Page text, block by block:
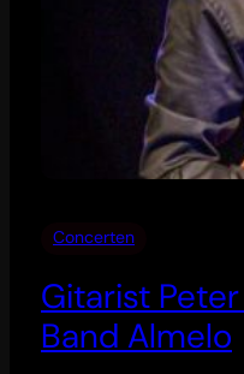
Concerten
Gitarist
Band Almelo